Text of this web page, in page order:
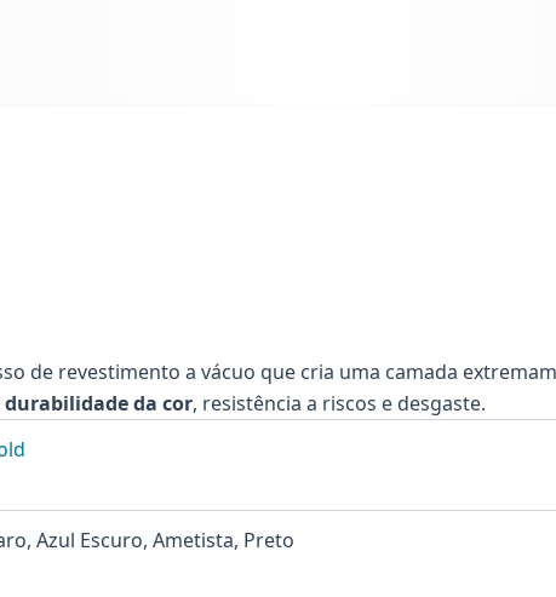
de revestimento a vácuo que cria uma camada
da cor, resistência a riscos e desgaste.
Azul Escuro, Ametista, Preto